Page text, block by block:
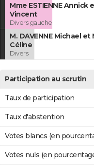
Mme ESTIENNE Annick
Vincent
Divers gauche
M. DAVENNE Michael et
Céline
Divers
Participation au scrutin
Taux de participation
Taux d'abstention
Votes blancs (en
Votes nuls (en